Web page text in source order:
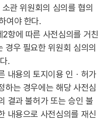
관 위원회의 심의를 협의
여야 한다.
항에 따른 사전심의를 거친
경우 필요한 위원회 심의의
.
내용의 토지이용 인ㆍ허가
하는 경우에는 해당 사전심
결과 불허가 또는 승인 불
내용으로 사전심의를 재신